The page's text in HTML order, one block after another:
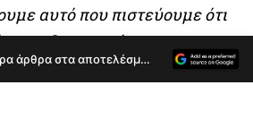
αυτό που πιστεύουμε ότι
να διαβαστεί..
Ανακαλύψτε περισσότερα άρθρα στα αποτελέσματα αναζήτησης